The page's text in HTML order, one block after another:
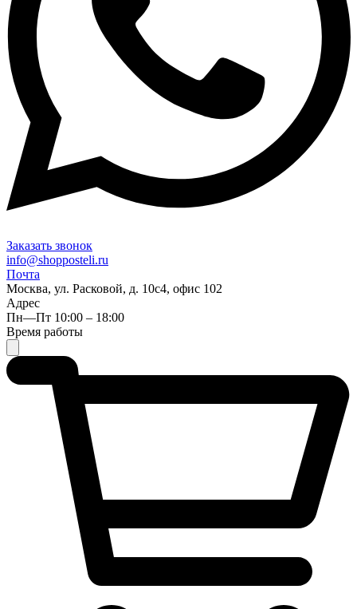
Заказать звонок
info@shopposteli.ru
Почта
Москва, ул. Расковой, д. 10с4, офис 102
Адрес
Пн—Пт 10:00 – 18:00
Время работы